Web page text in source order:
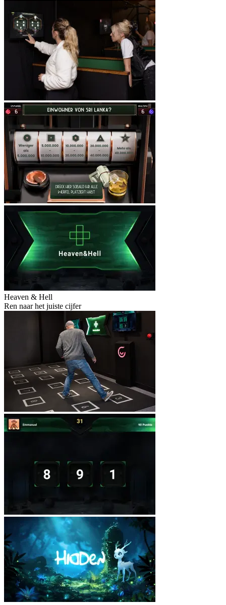
Heaven & Hell
Ren naar het juiste cijfer